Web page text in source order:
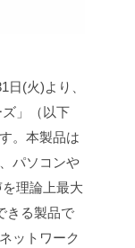
日(火)より、
」（以下
。 本製品は
パソコンや
理論上最大
きる製品で
ットワーク